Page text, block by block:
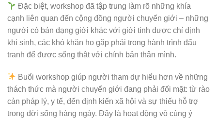
Đặc biệt, workshop đã tập trung làm rõ những khía
cạnh liên quan đến cộng đồng người chuyển giới – những
người có bản dạng giới khác với giới tính được chỉ định
khi sinh, các khó khăn họ gặp phải trong hành trình đấu
tranh để được sống thật với chính bản thân mình.
Buổi workshop giúp người tham dự hiểu hơn về những
thách thức mà người chuyển giới đang phải đối mặt: từ rào
cản pháp lý, y tế, đến định kiến xã hội và sự thiếu hỗ trợ
trong đời sống hàng ngày. Đây là hoạt động vô cùng ý